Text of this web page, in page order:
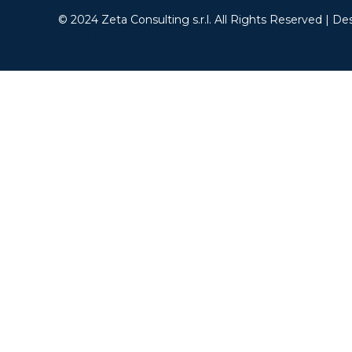
© 2024 Zeta Consulting s.r.l. All Rights Reserved |